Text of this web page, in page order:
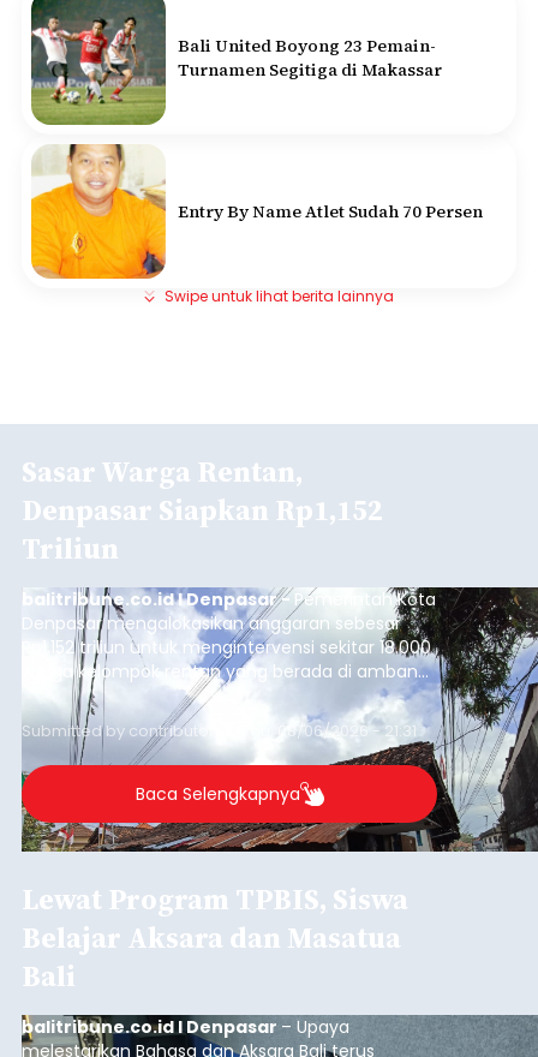
Bali United Boyong 23 Pemain-
Turnamen Segitiga di Makassar
Entry By Name Atlet Sudah 70 Persen
Swipe untuk lihat berita lainnya
Sasar Warga Rentan,
Denpasar Siapkan Rp1,152
Triliun
balitribune.co.id I Denpasar - Pemerintah Kota
Denpasar mengalokasikan anggaran sebesar
Rp1,152 triliun untuk mengintervensi sekitar 18.000
warga kelompok rentan yang berada di ambang
garis kemiskinan. Langkah strategis ini diambil
guna menjaga masyarakat yang berada pada
kelompok desil 5 dan 6 tersebut agar tidak
merosot ke kategori miskin.
Submitted by contributor Thu, 08/06/2026 - 21:31
Baca Selengkapnya
Lewat Program TPBIS, Siswa
Belajar Aksara dan Masatua
Bali
balitribune.co.id I Denpasar – Upaya
melestarikan Bahasa dan Aksara Bali terus